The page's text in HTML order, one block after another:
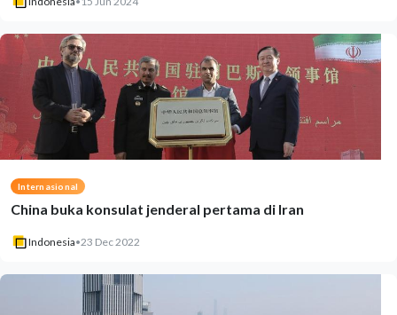
Internasional
China buka konsulat jenderal pertama di Iran
Indonesia•23 Dec 2022